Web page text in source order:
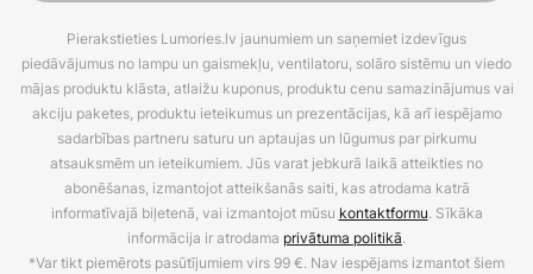
Pierakstieties Lumories.lv jaunumiem un saņemiet izdevīgus
piedāvājumus no lampu un gaismekļu, ventilatoru, solāro sistēmu un viedo
mājas produktu klāsta, atlaižu kuponus, produktu cenu samazinājumus vai
akciju paketes, produktu ieteikumus un prezentācijas, kā arī iespējamo
sadarbības partneru saturu un aptaujas un lūgumus par pirkumu
atsauksmēm un ieteikumiem. Jūs varat jebkurā laikā atteikties no
abonēšanas, izmantojot atteikšanās saiti, kas atrodama katrā
informatīvajā biļetenā, vai izmantojot mūsu kontaktformu. Sīkāka
informācija ir atrodama privātuma politikā.
*Var tikt piemērots pasūtījumiem virs 99 €. Nav iespējams izmantot šiem